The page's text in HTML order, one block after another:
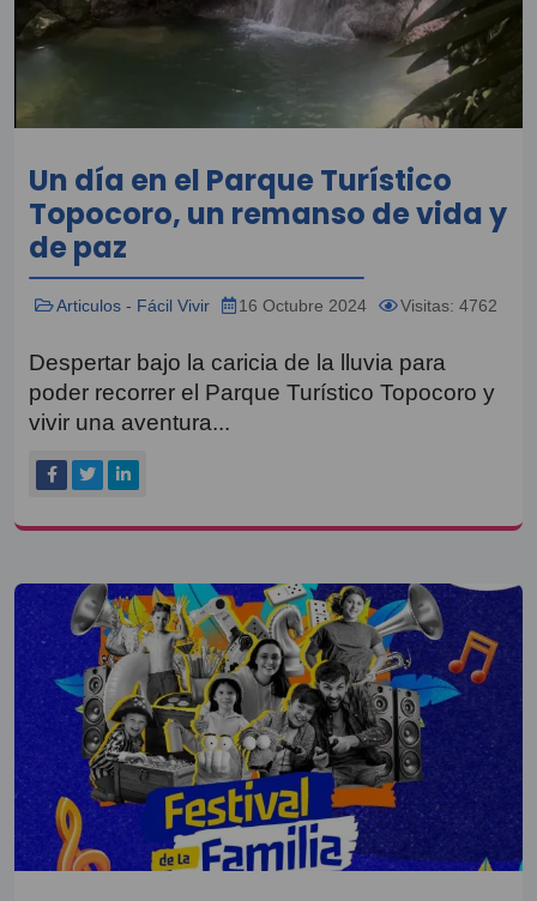
Un día en el Parque Turístico
Topocoro, un remanso de vida y
de paz
Articulos - Fácil Vivir 16 Octubre 2024 Visitas: 4762
Despertar bajo la caricia de la lluvia para
poder recorrer el Parque Turístico Topocoro y
vivir una aventura...